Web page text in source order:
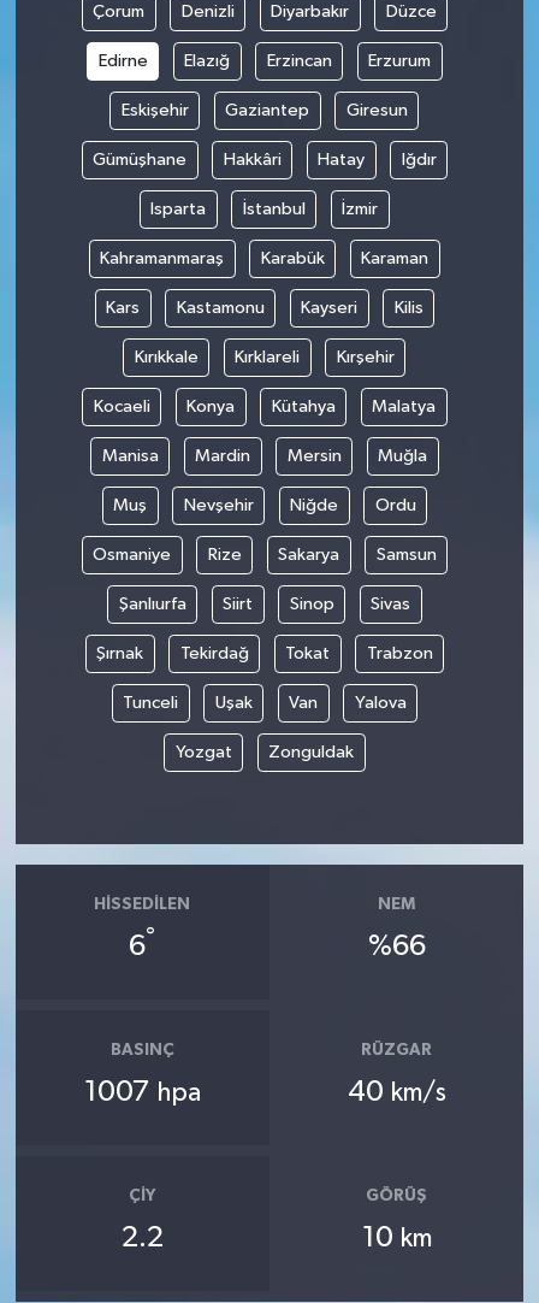
Çorum Denizli Diyarbakır Düzce
Edirne Elazığ Erzincan Erzurum
Eskişehir Gaziantep Giresun
Gümüşhane Hakkâri Hatay Iğdır
Isparta İstanbul İzmir
Kahramanmaraş Karabük Karaman
Kars Kastamonu Kayseri Kilis
Kırıkkale Kırklareli Kırşehir
Kocaeli Konya Kütahya Malatya
Manisa Mardin Mersin Muğla
Muş Nevşehir Niğde Ordu
Osmaniye Rize Sakarya Samsun
Şanlıurfa Siirt Sinop Sivas
Şırnak Tekirdağ Tokat Trabzon
Tunceli Uşak Van Yalova
Yozgat Zonguldak
HISSEDILEN
6°
NEM
%66
BASINÇ
1007 hpa
RÜZGAR
40 km/s
ÇIY
2.2
GÖRÜŞ
10 km